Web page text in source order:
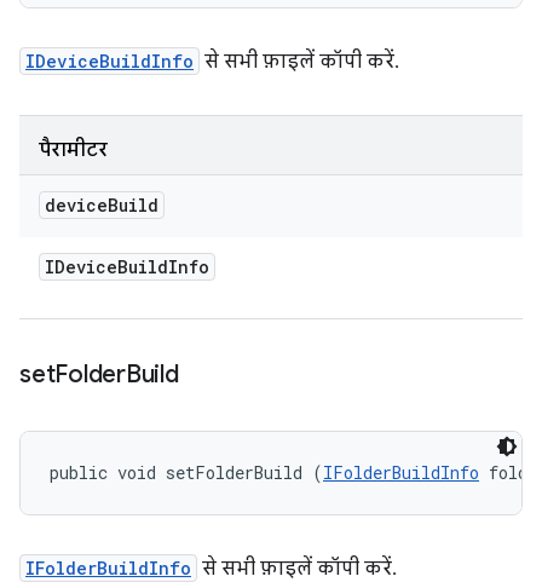
IDeviceBuildInfo से सभी फ़ाइलें कॉपी करें.
पैरामीटर
deviceBuild
IDeviceBuildInfo
setFolderBuild
public void setFolderBuild (IFolderBuildInfo
IFolderBuildInfo से सभी फ़ाइलें कॉपी करें.